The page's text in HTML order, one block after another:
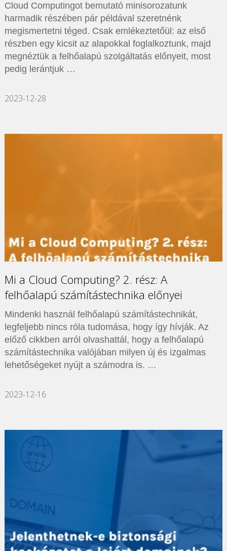
Cloud Computingot bemutató minisorozatunk
harmadik részében pár példával szeretnénk
megismertetni téged. Csak emlékeztetőül: az első
részben egy kicsit az alapokkal foglalkoztunk, majd
megnéztük a felhőalapú szolgáltatás előnyeit, most
pedig lerántjuk …
2023-12-28
Mi a Cloud Computing? 2. rész: A
felhőalapú számítástechnika előnyei
Mindenki használ felhőalapú számítástechnikát,
legfeljebb nincs róla tudomása, hogy így hívják. Az
előző cikkben arról olvashattál, hogy a felhőalapú
számítástechnika valójában milyen új és izgalmas
lehetőségeket nyújt a számodra is. …
2023-12-16